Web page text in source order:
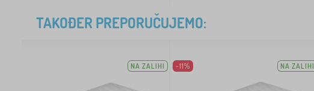
TAKOĐER PREPORUČUJEMO:
NA ZALIHI -11% NA ZALIHI